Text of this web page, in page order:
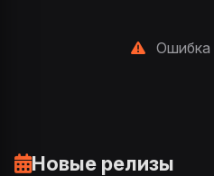
Ошибка
Новые релизы